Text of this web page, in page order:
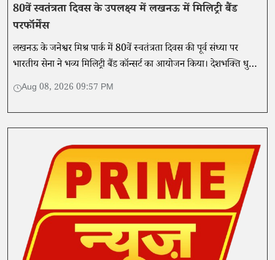
80वें स्वतंत्रता दिवस के उपलक्ष्य में लखनऊ में मिलिट्री बैंड
परफॉर्मेंस
लखनऊ के जनेश्वर मिश्र पार्क में 80वें स्वतंत्रता दिवस की पूर्व संध्या पर
भारतीय सेना ने भव्य मिलिट्री बैंड कॉन्सर्ट का आयोजन किया। देशभक्ति धुनों
ने दर्शकों का दिल जीता।
Aug 08, 2026 09:57 PM